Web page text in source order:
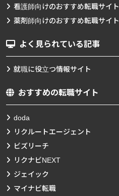
看護師向けのおすすめ転職サイト
薬剤師向けのおすすめ転職サイト
よく見られている記事
就職に役立つ情報サイト
おすすめの転職サイト
doda
リクルートエージェント
ビズリーチ
リクナビNEXT
ジェイック
マイナビ転職